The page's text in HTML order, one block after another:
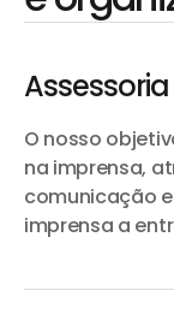
O nosso
na imprensa,
comunicação
imprensa a